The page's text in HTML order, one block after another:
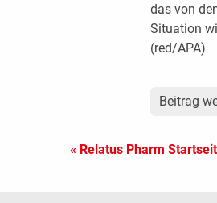
das von
Situation
(red/APA)
Beitrag
« Relatus Pharm